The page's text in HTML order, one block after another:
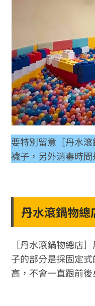
要特別留意［丹水
襪子，另外消毒時
丹水滾鍋物
［丹水滾鍋物總店
子的部分是採固定
高，不會一直跟前